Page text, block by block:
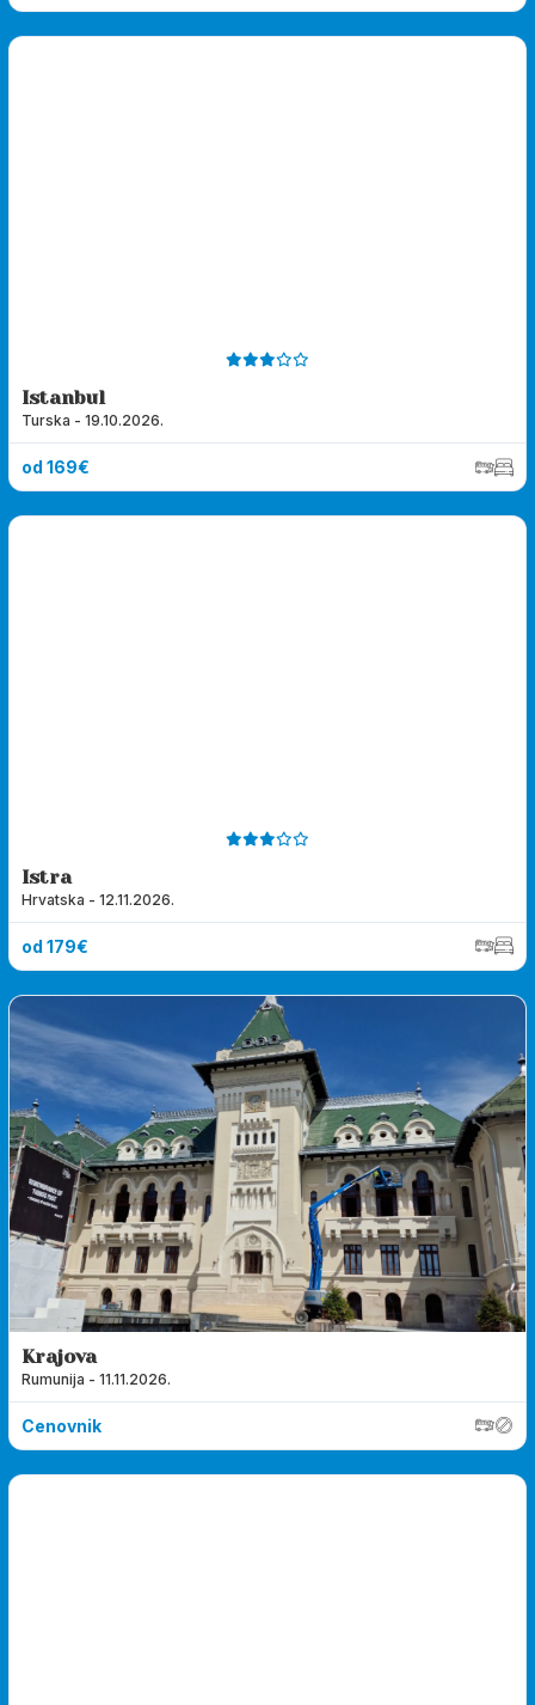
Istanbul
Turska - 19.10.2026.
od 169€
Istra
Hrvatska - 12.11.2026.
od 179€
Krajova
Rumunija - 11.11.2026.
Cenovnik